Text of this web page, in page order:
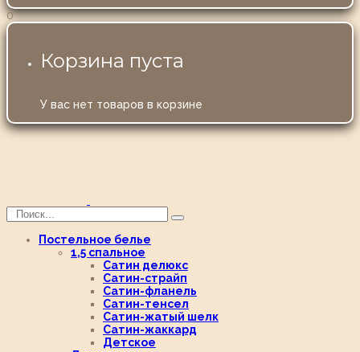
0
Корзина пуста
У вас нет товаров в корзине
Постельное белье
1,5 спальное
Сатин делюкс
Сатин-страйп
Сатин-фланель
Сатин-тенсел
Сатин-жатый шелк
Сатин-жаккард
Детское